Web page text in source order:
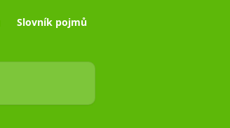
Slovník pojmů